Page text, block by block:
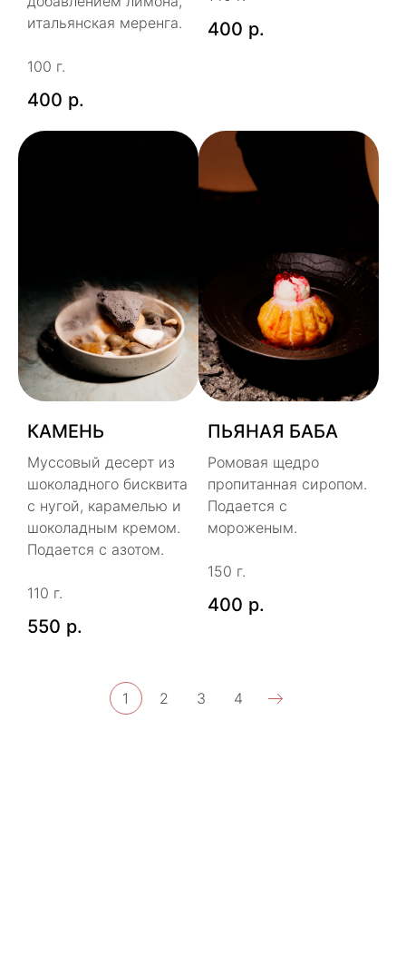
итальянская меренга.
100 г.
400 р.
400 р.
КАМЕНЬ
Муссовый десерт из
шоколадного бисквита
с нугой, карамелью и
шоколадным кремом.
Подается с азотом.
110 г.
550 р.
ПЬЯНАЯ БАБА
Ромовая щедро
пропитанная сиропом.
Подается с
мороженым.
150 г.
400 р.
1 2 3 4